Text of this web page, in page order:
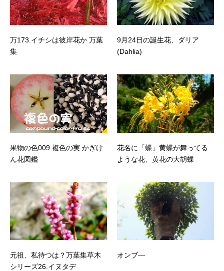
万173.イチシは彼岸花か 万葉
集
9月24日の誕生花、ダリア
(Dahlia)
果物の色009.複色の実 かぎけ
ん花図鑑
花名に「蝶」黄蝶が舞ってる
ような花、黄花の大胡蝶
元祖、私待つは？万葉集草木
シリーズ26.イヌタデ
オンブ―